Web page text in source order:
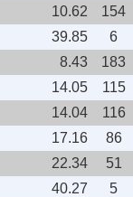
10.62
154
39.85
6
8.43
183
14.05
115
14.04
116
17.16
86
22.34
51
40.27
5